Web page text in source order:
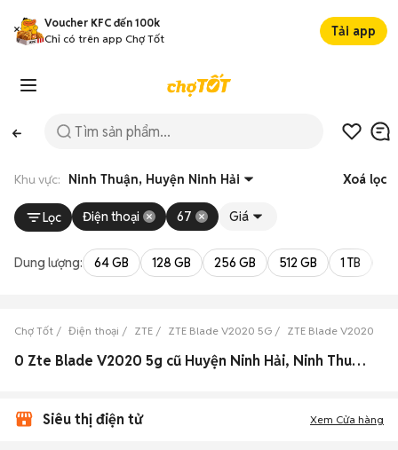
Voucher KFC đến 100k
Chỉ có trên app Chợ Tốt
Tải app
Khu vực: Ninh Thuận, Huyện Ninh Hải Xoá lọc
Lọc Điện thoại 67 Giá
Dung lượng: 64 GB 128 GB 256 GB 512 GB 1 TB
Chợ Tốt Điện thoại ZTE ZTE Blade V2020 5G ZTE Blade V2020 5G
0 Zte Blade V2020 5g cũ Huyện Ninh Hải, Ninh Thuận đẹp
Siêu thị điện tử Xem Cửa hàng